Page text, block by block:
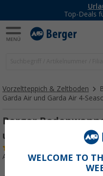
-20% auf
Mit dem
Vorzeltteppich & Zeltboden
Garda Air und Garda Air 4-
Berger
und Garda Air 4-
Art.-Nr.: 246580WELCOME TO